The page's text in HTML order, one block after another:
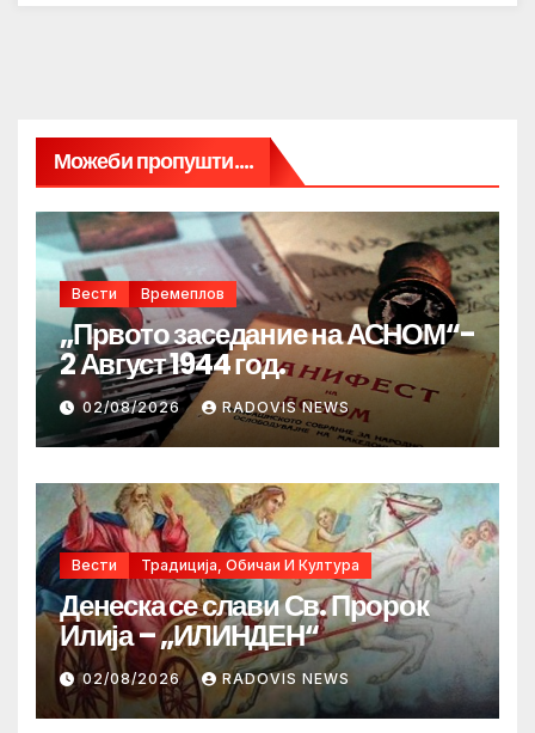
Можеби пропушти....
Вести Времеплов
„Првото заседание на АСНОМ“-
2 Август 1944 год.
02/08/2026 RADOVIS NEWS
Вести Традиција, Обичаи И Култура
Денеска се слави Св. Пророк
Илија – „ИЛИНДЕН“
02/08/2026 RADOVIS NEWS